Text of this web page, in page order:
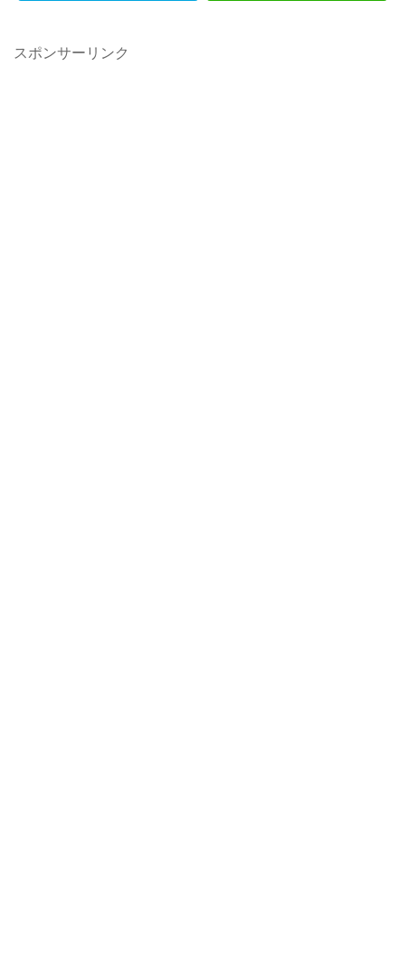
スポンサーリンク